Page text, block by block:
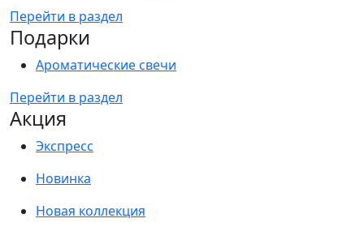
Перейти в раздел
Подарки
Ароматические свечи
Перейти в раздел
Акция
Экспресс
Новинка
Новая коллекция